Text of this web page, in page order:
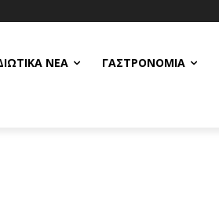
ΝΈΑ ΓΑΣΤΡΟΝΟΜΊΑ